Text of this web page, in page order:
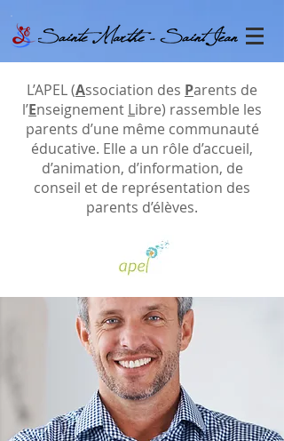
L’APEL (Association des Parents de
l’Enseignement Libre) rassemble les
parents d’une même communauté
éducative. Elle a un rôle d’accueil,
d’animation, d’information, de
conseil et de représentation des
parents d’élèves.